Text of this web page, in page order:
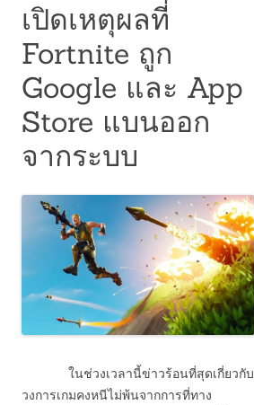
เปิดเหตุผลที่
Fortnite ถูก
Google และ App
Store แบนออก
จากระบบ
ในช่วงเวลานี้ข่าวร้อนที่สุดเกี่ยวกับ
วงการเกมคงหนีไม่พ้นจากการที่ทาง